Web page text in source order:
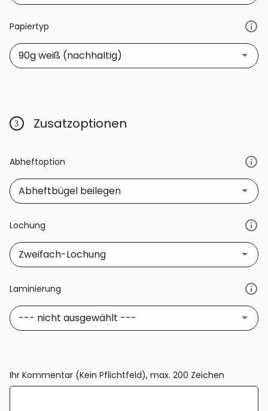
Papiertyp
90g weiß (nachhaltig)
Zusatzoptionen
Abheftoption
Abheftbügel beilegen
Lochung
Zweifach-Lochung
Laminierung
--- nicht ausgewählt ---
Ihr Kommentar (Kein Pflichtfeld), max. 200 Zeichen